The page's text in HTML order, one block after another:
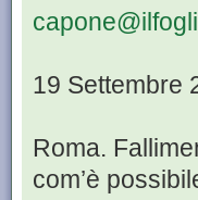
19 Settembre
Roma.
com’è